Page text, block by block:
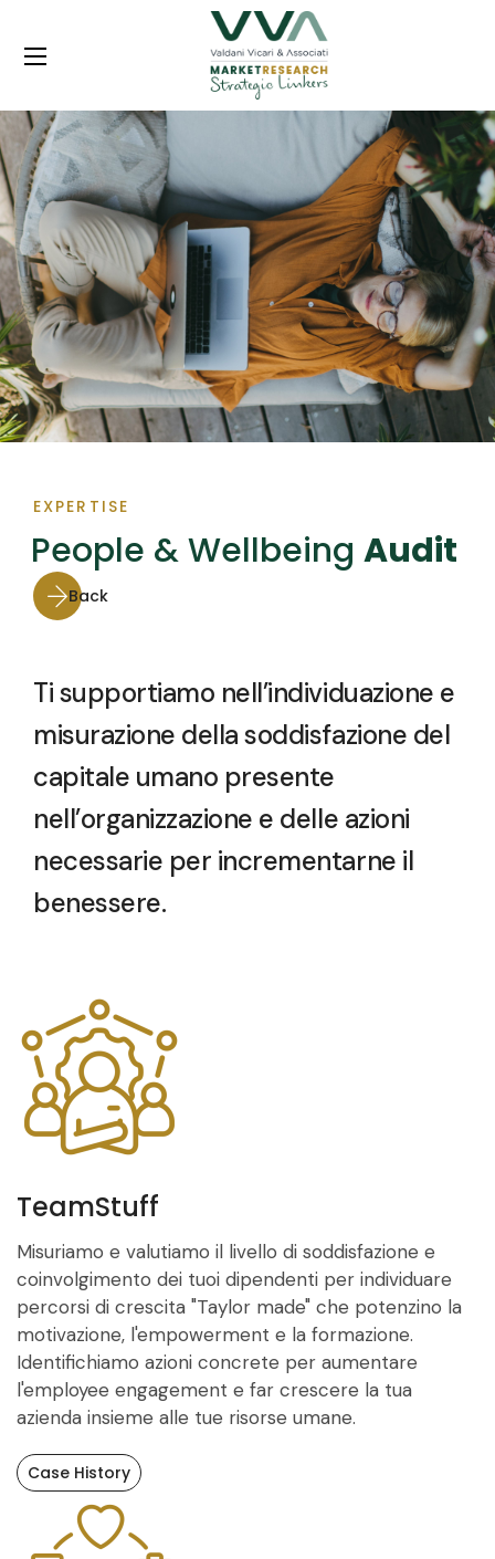
EXPERTISE
People & Wellbeing Audit
Back
Ti supportiamo nell’individuazione e
misurazione della soddisfazione del
capitale umano presente
nell’organizzazione e delle azioni
necessarie per incrementarne il
benessere.
TeamStuff
Misuriamo e valutiamo il livello di soddisfazione e
coinvolgimento dei tuoi dipendenti per individuare
percorsi di crescita "Taylor made" che potenzino la
motivazione, l'empowerment e la formazione.
Identifichiamo azioni concrete per aumentare
l'employee engagement e far crescere la tua
azienda insieme alle tue risorse umane.
Case History